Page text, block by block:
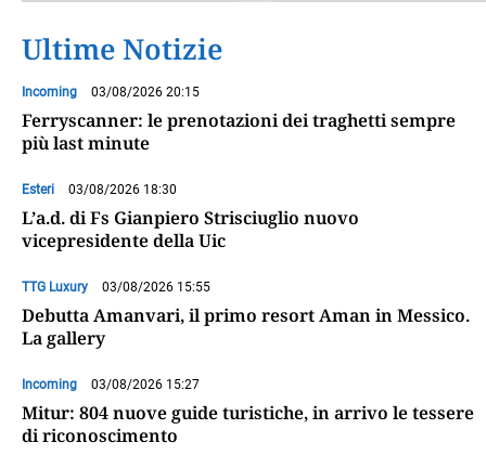
Ultime Notizie
Incoming 03/08/2026 20:15
Ferryscanner: le prenotazioni dei traghetti sempre
più last minute
Esteri 03/08/2026 18:30
L’a.d. di Fs Gianpiero Strisciuglio nuovo
vicepresidente della Uic
TTG Luxury 03/08/2026 15:55
Debutta Amanvari, il primo resort Aman in Messico.
La gallery
Incoming 03/08/2026 15:27
Mitur: 804 nuove guide turistiche, in arrivo le tessere
di riconoscimento